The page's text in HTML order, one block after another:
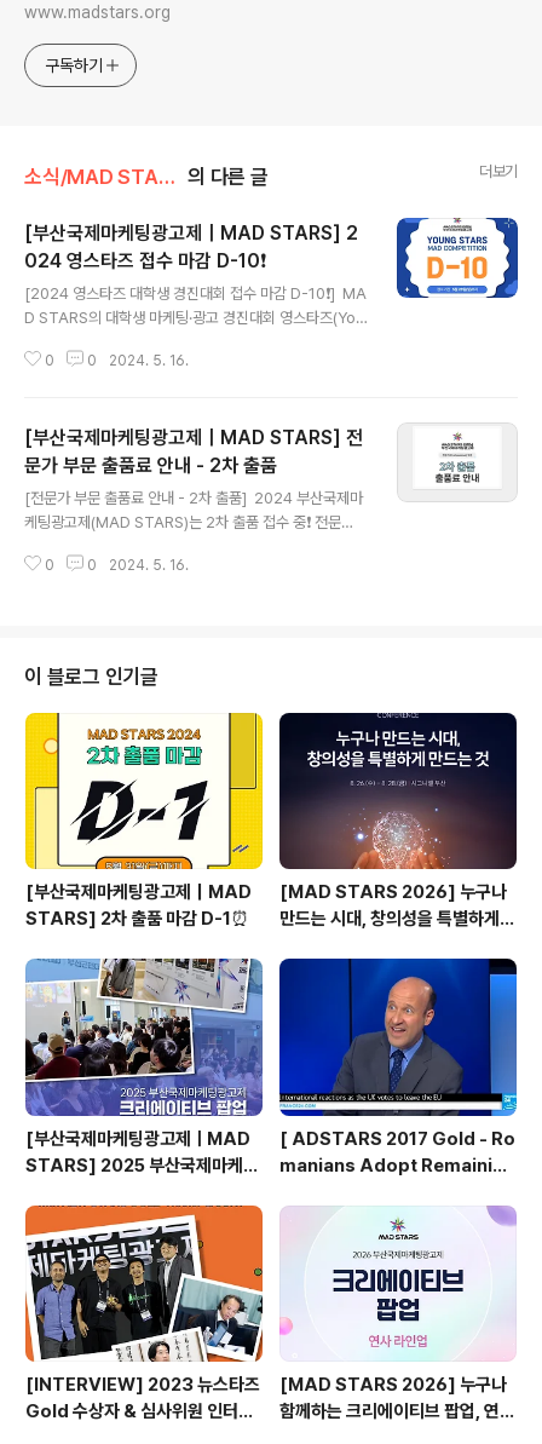
www.madstars.org
구독하기
소식/MAD STARS 소식 의 다른 글 더보기
[부산국제마케팅광고제｜MAD STARS] 2
024 영스타즈 접수 마감 D-10❗
[2024 영스타즈 대학생 경진대회 접수 마감 D-10❗] MA
D STARS의 대학생 마케팅·광고 경진대회 영스타즈(You
10일 뒤 마감됩니다‼️ 올해 광고회사 인턴십 기회는 누구에
는 크리에이티브 경연 프로그램🔥 대학생 및 대학원생이
라면 누구나❗ 전공 상관없이❗ 참여 가능하니, 많은 참여
와 관심 부탁드립니다😍 참가 접수는 http://www.mads
tars.org에서 5월 26일(일)까지❗ 오는 8월, 부산에서 만
나요💪 - [YOUNG STARS Registration Deadlin
e D-10❗] Don..
0 0 2024. 5. 16.
[부산국제마케팅광고제｜MAD STARS] 전
문가 부문 출품료 안내 - 2차 출품
[전문가 부문 출품료 안내 - 2차 출품] 2024 부산국제마
케팅광고제(MAD STARS)는 2차 출품 접수 중❗ 전문
가 부문 : 30만원(7 Stars) / 35만원(17 Stars) ※ 일반
w.madstars.org - [Information on Entry Fees - R
egular] MAD STARS 2024 2nd entry is being ac
cepted ❗ Notice about the Regular fees for ea..
0 0 2024. 5. 16.
이 블로그 인기글
[부산국제마케팅광고제｜MAD
STARS] 2차 출품 마감 D-1⏰
[MAD STARS 2026] 누구나
만드는 시대, 창의성을 특별하게
[부산국제마케팅광고제ㅣMAD
STARS] 2025 부산국제마케팅
기
[ ADSTARS 2017 Gold - Ro
manians Adopt Remainian
[INTERVIEW] 2023 뉴스타즈
Gold 수상자 & 심사위원 인터뷰
[MAD STARS 2026] 누구나
함께하는 크리에이티브 팝업, 연사